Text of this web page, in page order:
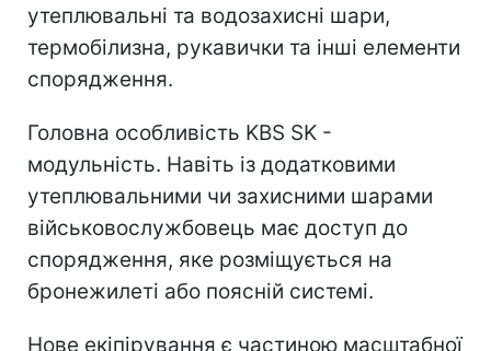
утеплювальні та водозахисні шари,
термобілизна, рукавички та інші елементи
спорядження.
Головна особливість KBS SK -
модульність. Навіть із додатковими
утеплювальними чи захисними шарами
військовослужбовець має доступ до
спорядження, яке розміщується на
бронежилеті або поясній системі.
Нове екіпірування є частиною масштабної